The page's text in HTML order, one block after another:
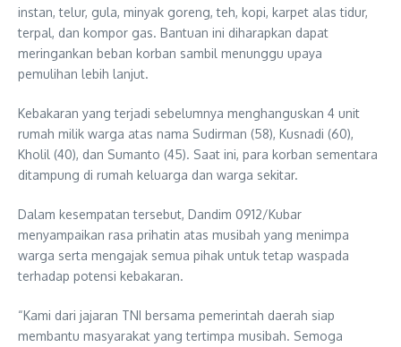
instan, telur, gula, minyak goreng, teh, kopi, karpet alas tidur,
terpal, dan kompor gas. Bantuan ini diharapkan dapat
meringankan beban korban sambil menunggu upaya
pemulihan lebih lanjut.
Kebakaran yang terjadi sebelumnya menghanguskan 4 unit
rumah milik warga atas nama Sudirman (58), Kusnadi (60),
Kholil (40), dan Sumanto (45). Saat ini, para korban sementara
ditampung di rumah keluarga dan warga sekitar.
Dalam kesempatan tersebut, Dandim 0912/Kubar
menyampaikan rasa prihatin atas musibah yang menimpa
warga serta mengajak semua pihak untuk tetap waspada
terhadap potensi kebakaran.
“Kami dari jajaran TNI bersama pemerintah daerah siap
membantu masyarakat yang tertimpa musibah. Semoga